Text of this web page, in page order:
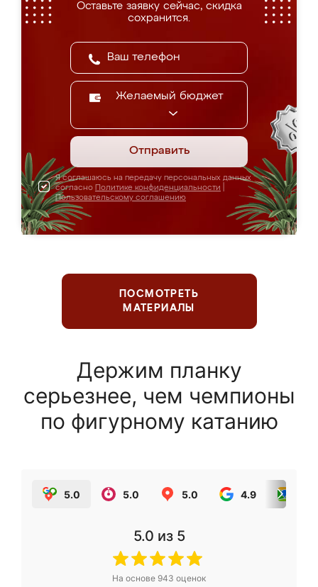
Оставьте заявку сейчас, скидка
сохранится.
Желаемый бюджет
Отправить
Я соглашаюсь на передачу персональных данных
согласно Политике конфиденциальности
Пользовательскому соглашению
ПОСМОТРЕТЬ
МАТЕРИАЛЫ
Держим планку
серьезнее, чем чемпионы
по фигурному катанию
5.0 5.0 5.0 4.9
5.0 из 5
На основе 943 оценок